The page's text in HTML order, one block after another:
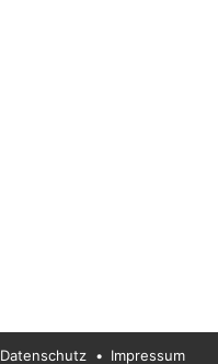
Datenschutz • Impressum